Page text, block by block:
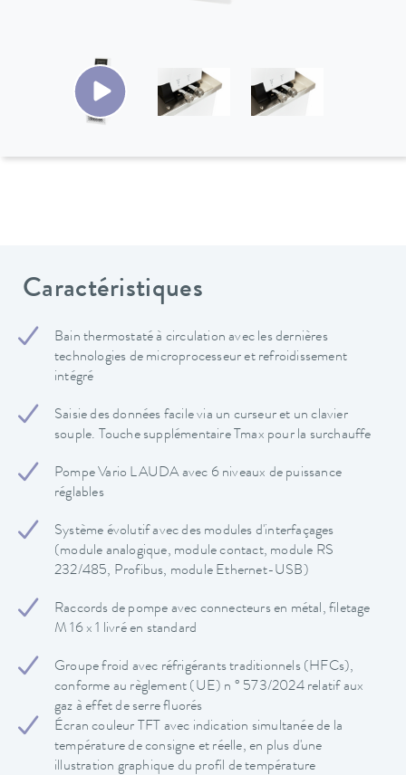
Caractéristiques
Bain thermostaté à circulation avec les dernières
technologies de microprocesseur et refroidissement
intégré
Saisie des données facile via un curseur et un clavier
souple. Touche supplémentaire Tmax pour la surchauffe
Pompe Vario LAUDA avec 6 niveaux de puissance
réglables
Système évolutif avec des modules d'interfaçages
(module analogique, module contact, module RS
232/485, Profibus, module Ethernet-USB)
Raccords de pompe avec connecteurs en métal, filetage
M 16 x 1 livré en standard
Groupe froid avec réfrigérants traditionnels (HFCs),
conforme au règlement (UE) n ° 573/2024 relatif aux
gaz à effet de serre fluorés
Écran couleur TFT avec indication simultanée de la
température de consigne et réelle, en plus d'une
illustration graphique du profil de température